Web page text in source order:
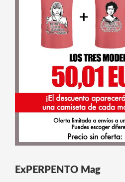
ExPERPENTO Mag